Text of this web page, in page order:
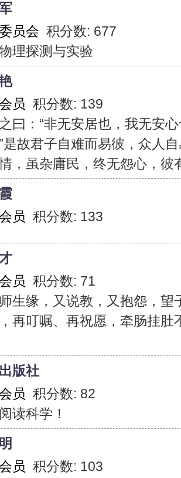
员会 积分数: 677
理探测与实验
员 积分数: 139
曰：“非无安居也，我无安
是故君子自难而易彼，众人
，虽杂庸民，终无怨心，彼
员 积分数: 133
员 积分数: 71
生缘，又说教，又抱怨，
再叮嘱、再祝愿，牵肠挂
版社
员 积分数: 82
读科学！
员 积分数: 103